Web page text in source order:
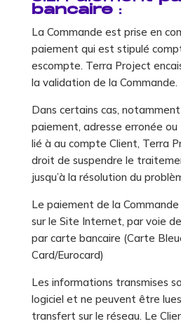
bancaire:
La Commande est prise en
paiement qui est stipulé
escompte. Terra Project
la validation de la Commande.
Dans certains cas,
paiement, adresse erronée
lié à au compte Client, Terra
droit de suspendre le
jusqu’à la résolution du
Le paiement de la Commande
sur le Site Internet, par voie
par carte bancaire (Carte
Card/Eurocard)
Les informations transmises
logiciel et ne peuvent être
transfert sur le réseau. Le